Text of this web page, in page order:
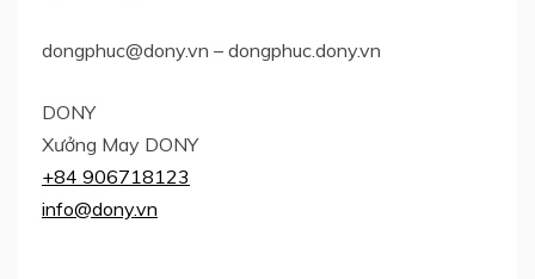
dongphuc@dony.vn – dongphuc.dony.vn
DONY
Xưởng May DONY
+84 906718123
info@dony.vn